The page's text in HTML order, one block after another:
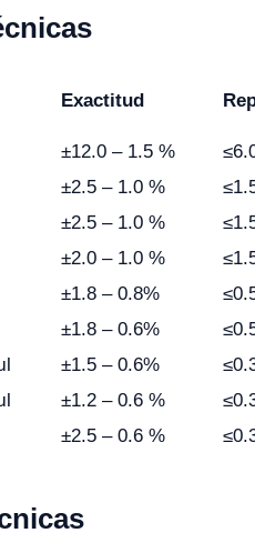
Exactitud
±12.0 – 1.5 %
±2.5 – 1.0 %
±2.5 – 1.0 %
±2.0 – 1.0 %
±1.8 – 0.8%
±1.8 – 0.6%
±1.5 – 0.6%
±1.2 – 0.6 %
±2.5 – 0.6 %